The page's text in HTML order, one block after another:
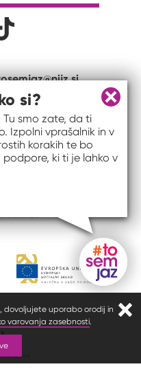
dovoljujete uporabo orodij in
varovanja zasebnosti.
naš Instagram profil
Gumb
Zapri
si?
Tu smo zate, da ti
Izpolni vprašalnik in v
korakih te bo
ki ti je lahko v